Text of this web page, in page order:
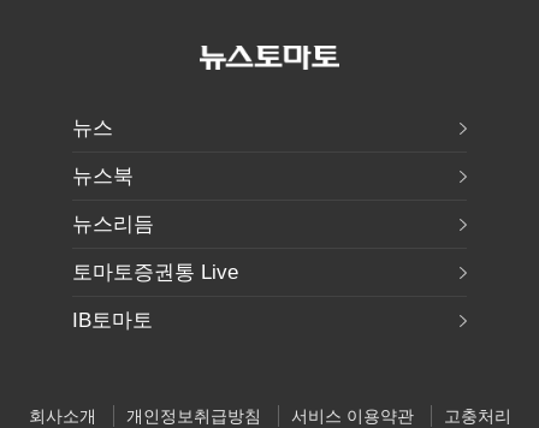
뉴스
뉴스북
뉴스리듬
토마토증권통 Live
IB토마토
회사소개 개인정보취급방침 서비스 이용약관 고충처리